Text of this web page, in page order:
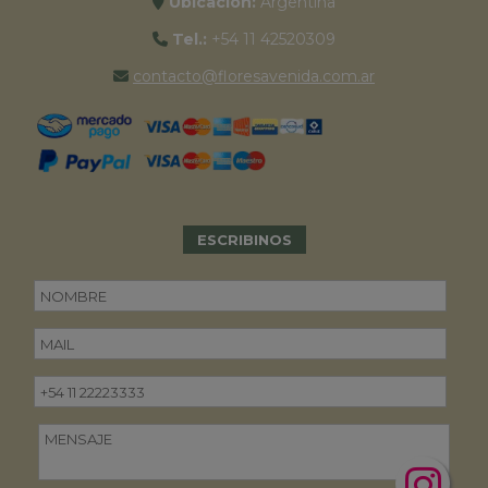
Tel.: +54 11 42520309
contacto@floresavenida.com.ar
ESCRIBINOS